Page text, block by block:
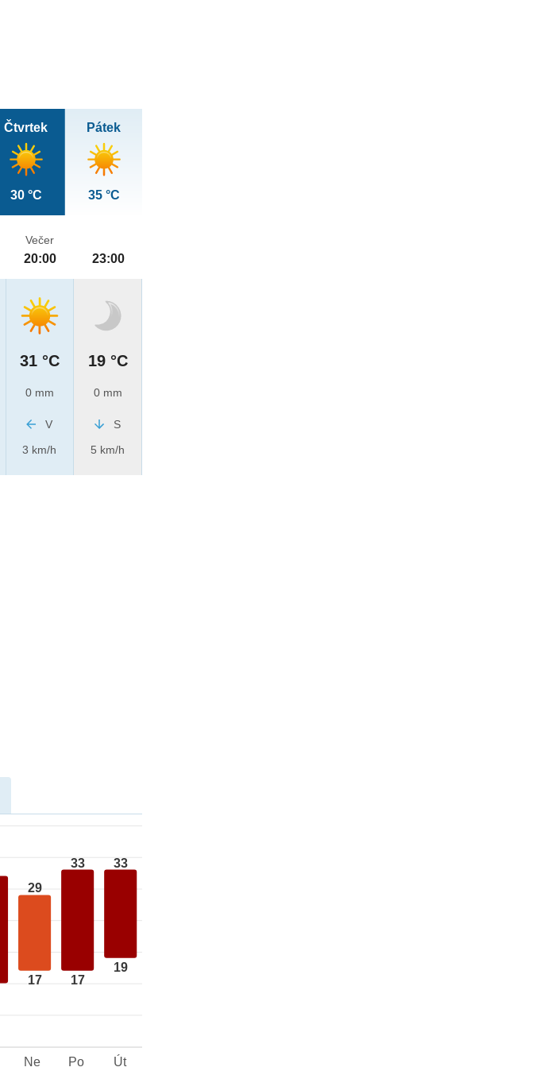
Čtvrtek
30 °C
Pátek
35 °C
Večer
20:00
31 °C
0 mm
V
3 km/h
23:00
19 °C
0 mm
S
5 km/h
29
17
33
17
33
19
Ne Po Út